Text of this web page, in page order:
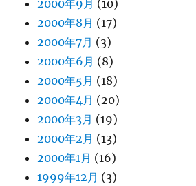
2000年9月 (10)
2000年8月 (17)
2000年7月 (3)
2000年6月 (8)
2000年5月 (18)
2000年4月 (20)
2000年3月 (19)
2000年2月 (13)
2000年1月 (16)
1999年12月 (3)